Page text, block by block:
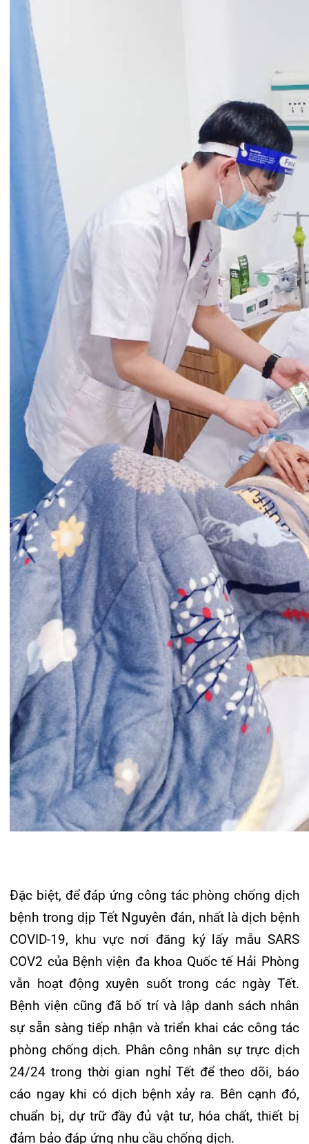
Đặc biệt, để đáp ứng công tác phòng chống dịch
bệnh trong dịp Tết Nguyên đán, nhất là dịch bệnh
COVID-19, khu vực nơi đăng ký lấy mẫu SARS
COV2 của Bệnh viện đa khoa Quốc tế Hải Phòng
vẫn hoạt động xuyên suốt trong các ngày Tết.
Bệnh viện cũng đã bố trí và lập danh sách nhân
sự sẵn sàng tiếp nhận và triển khai các công tác
phòng chống dịch. Phân công nhân sự trực dịch
24/24 trong thời gian nghỉ Tết để theo dõi, báo
cáo ngay khi có dịch bệnh xảy ra. Bên cạnh đó,
chuẩn bị, dự trữ đầy đủ vật tư, hóa chất, thiết bị
đảm bảo đáp ứng nhu cầu chống dịch.
Cùng với sự chuẩn bị chu đáo, kỹ càng của Bệnh
viện đa khoa Quốc tế Hải Phòng nhằm bảo vệ,
chăm sóc sức khỏe cho người dân trong những
ngày tết, người dân cũng hãy nêu cao tinh thần
trách nhiệm, tự bảo vệ sức khỏe của chính mình
và người thân để đón một cái Tết cổ truyền mạnh
khỏe, an vui.
Tin mới nhất
THÔNG BÁO THAY ĐỔI GIỜ LÀM